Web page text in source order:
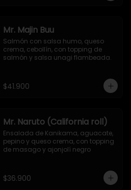
Mr. Majin Buu
Salmón con salsa humo, queso
crema, cebollín, con topping de
salmón y salsa unagi flambeada.
$41.900
Mr. Naruto (California roll)
Ensalada de Kanikama, aguacate,
pepino y queso crema, con topping
de masago y ajonjolí negro
$36.900